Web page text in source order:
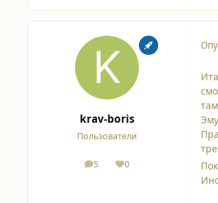
krav-boris
Пользователи
5
сообщения
0
Репутация